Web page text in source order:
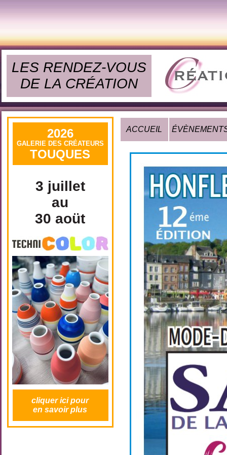
LES RENDEZ-VOUS
DE LA CRÉATION
2026
GALERIE DES CRÉATEURS
TOUQUES
3 juillet
au
30 aoüt
cliquer ici pour
en savoir plus
ACCUEIL